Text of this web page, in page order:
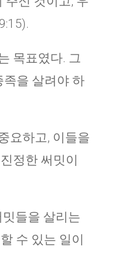
목표였다. 그
족을 살려야 하
요하고, 이들을
정한 써밋이
들을 살리는
수 있는 일이